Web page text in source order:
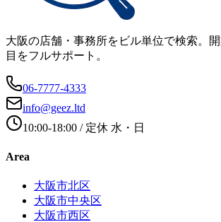
大阪の店舗・事務所をビル単位で検索。
目をフルサポート。
06-7777-4333
info@geez.ltd
10:00-18:00 / 定休 水・日
Area
大阪市北区
大阪市中央区
大阪市西区